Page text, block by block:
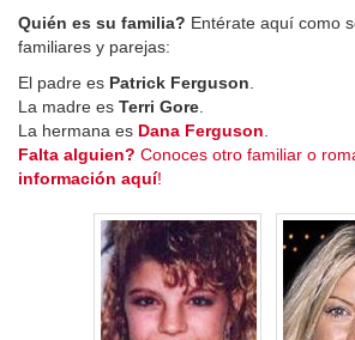
Quién es su familia? Entérate aquí como
familiares y parejas:
El padre es Patrick Ferguson
La madre es Terri Gore
La hermana es Dana Ferguson
Falta alguien? Conoces otro familiar o
información aquí!